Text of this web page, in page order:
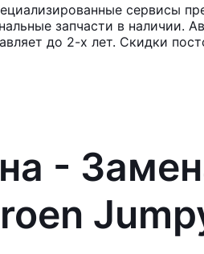
сервисы
запчасти в наличии.
до 2-х лет. Скидки
-